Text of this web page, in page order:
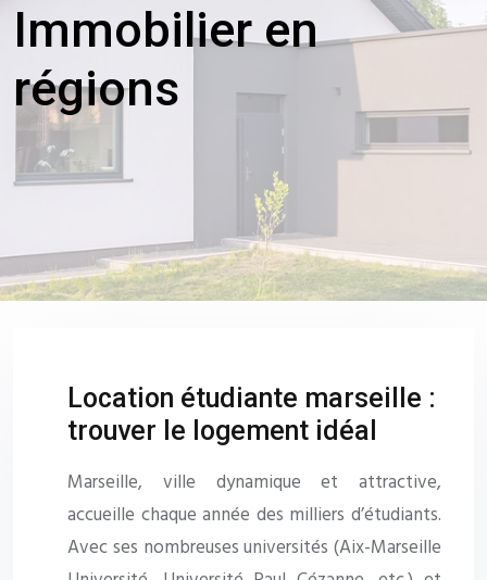
Immobilier en
régions
Location étudiante marseille :
trouver le logement idéal
Marseille, ville dynamique et attractive,
accueille chaque année des milliers d’étudiants.
Avec ses nombreuses universités (Aix-Marseille